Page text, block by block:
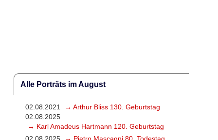
Alle Porträts im August
02.08.2021
→ Arthur Bliss 130. Geburtstag
02.08.2025
→ Karl Amadeus Hartmann 120. Geburtstag